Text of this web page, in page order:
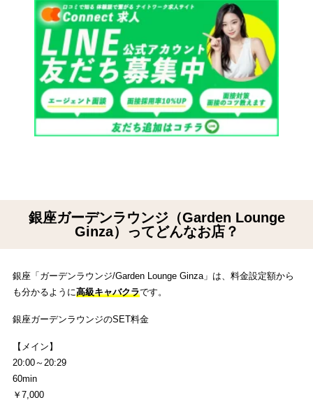
銀座ガーデンラウンジ（Garden Lounge
Ginza）ってどんなお店？
銀座「ガーデンラウンジ/Garden Lounge Ginza」は、料金設定額から
も分かるように高級キャバクラです。
銀座ガーデンラウンジのSET料金
【メイン】
20:00～20:29
60min
￥7,000